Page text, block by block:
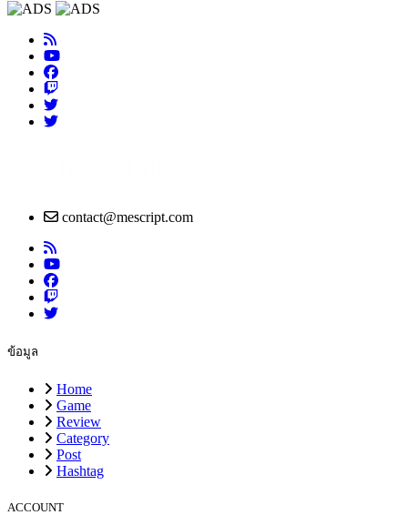
contact@mescript.com
ข้อมูล
Home
Game
Review
Category
Post
Hashtag
ACCOUNT